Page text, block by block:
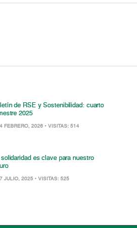
de RSE y Sostenibilidad: cuarto
2025
4 FEBRERO, 2026 • VISITAS: 514
solidaridad es clave para nuestro
7 JULIO, 2025 • VISITAS: 525